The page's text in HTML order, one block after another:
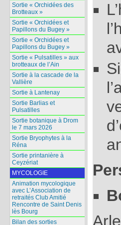
Sortie « Orchidées des
Brotteaux »
Sortie « Orchidées et
Papillons du Bugey »
Sortie « Orchidées et
Papillons du Bugey »
Sortie « Pulsatilles » aux
brotteaux de l’Ain
Sortie à la cascade de la
Vallière
Sortie à Lantenay
Sortie Barlias et
Pulsatilles
Sortie botanique à Drom
le 7 mars 2026
Sortie Bryophytes à la
Réna
Sortie printanière à
Ceyzériat
MYCOLOGIE
Animation mycologique
avec L’Association de
retraités Club Amitié
Rencontre de Saint Denis
lès Bourg
Bilan des sorties